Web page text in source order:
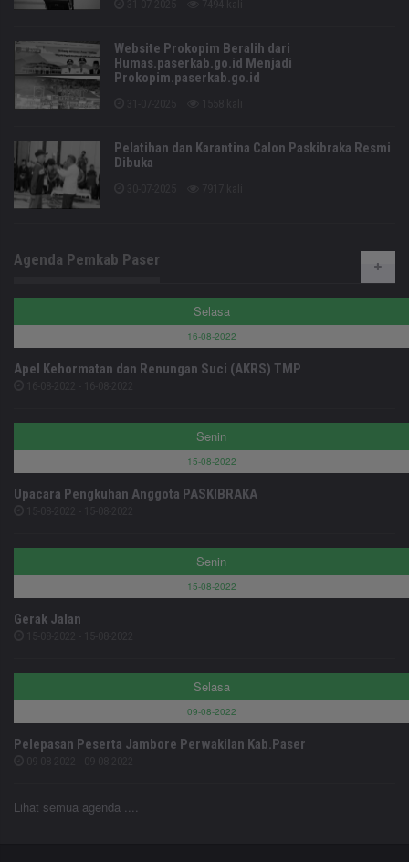
Website Prokopim Beralih dari
Humas.paserkab.go.id Menjadi
Prokopim.paserkab.go.id
Pelatihan dan Karantina Calon Paskibraka Resmi
Dibuka
Agenda Pemkab Paser
Selasa
16-08-2022
Apel Kehormatan dan Renungan Suci (AKRS) TMP
Senin
15-08-2022
Upacara Pengkuhan Anggota PASKIBRAKA
Senin
15-08-2022
Gerak Jalan
Selasa
09-08-2022
Pelepasan Peserta Jambore Perwakilan Kab.Paser
Lihat semua agenda ....